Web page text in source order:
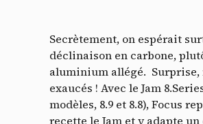
Secrètement, on espérait
déclinaison en carbone,
aluminium allégé. Surprise,
exaucés ! Avec le Jam
modèles, 8.9 et 8.8), Focus
recette le Jam et y adapte